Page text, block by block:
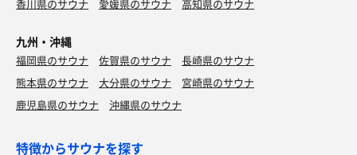
香川県のサウナ
愛媛県のサウナ 高知県のサウナ
九州・沖縄
福岡県のサウナ 佐賀県のサウナ
長崎県のサウナ
熊本県のサウナ
大分県のサウナ
宮崎県のサウナ
鹿児島県のサウナ
沖縄県のサウナ
特徴からサウナを探す